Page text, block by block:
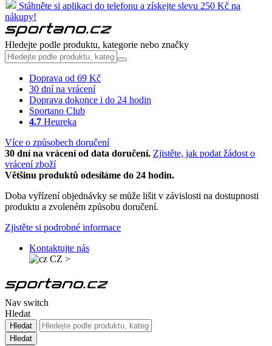
Stáhněte si aplikaci do telefonu a získejte slevu 250 Kč na
nákupy!
Hledejte podle produktu, kategorie nebo značky
Doprava od 69 Kč
30 dní na vrácení
Doprava dokonce i do 24 hodin
Sportano Club
4.7 Heureka
Více o způsobech doručení
30 dní na vrácení od data doručení. Zjistěte, jak podat žádost o
vrácení zboží
Většinu produktů odesíláme do 24 hodin.
Doba vyřízení objednávky se může lišit v závislosti na dostupnosti
produktu a zvoleném způsobu doručení.
Zjistěte si podrobné informace
Kontaktujte nás
CZ >
Nav switch
Hledat
Hledat
Hledat